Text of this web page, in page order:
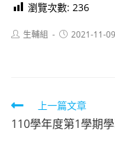
瀏覽次數: 236
Post生輔組
Post2021-11-09
Read
more
上一篇文章
110學年度第1學期